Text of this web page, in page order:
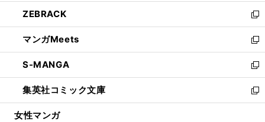
く
で
開
く
ン
ド
ウ
で
開
く
ウ
ィ
ン
ド
ウ
で
開
く
し
い
ウ
ィ
ン
ド
ウ
で
開
ZEBRACK
新
し
い
ウ
ィ
ン
ド
ウ
マンガMeets
新
し
い
ウ
ィ
ン
S-MANGA
新
し
い
ウ
集英社コミック文庫
新
し
女性マンガ